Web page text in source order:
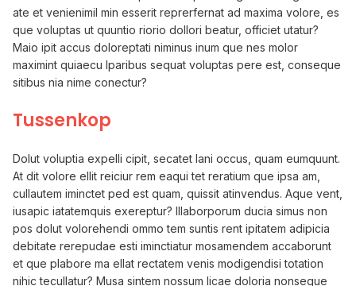
ate et venienimil min esserit reprerfernat ad maxima volore, es
que voluptas ut quuntio riorio dollori beatur, officiet utatur?
Maio ipit accus doloreptati niminus inum que nes molor
maximint quiaecu lparibus sequat voluptas pere est, conseque
sitibus nia nime conectur?
Tussenkop
Dolut voluptia expelli cipit, secatet lani occus, quam eumquunt.
At dit volore ellit reiciur rem eaqui tet reratium que ipsa am,
cullautem iminctet ped est quam, quissit atinvendus. Aque vent,
iusapic iatatemquis exereptur? Illaborporum ducia simus non
pos dolut volorehendi ommo tem suntis rent ipitatem adipicia
debitate rerepudae esti iminctiatur mosamendem accaborunt
et que plabore ma ellat rectatem venis modigendisi totation
nihic tecullatur? Musa sintem nossum licae doloria nonseque